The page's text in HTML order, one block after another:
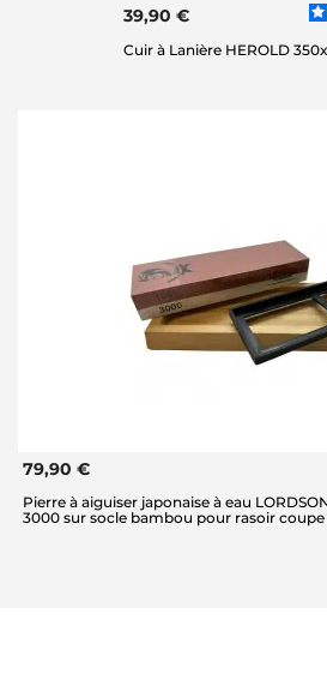
39,90 €
Cuir à Lanière HEROLD
79,90 €
Pierre à aiguiser japonaise à eau
3000 sur socle bambou pour rasoir